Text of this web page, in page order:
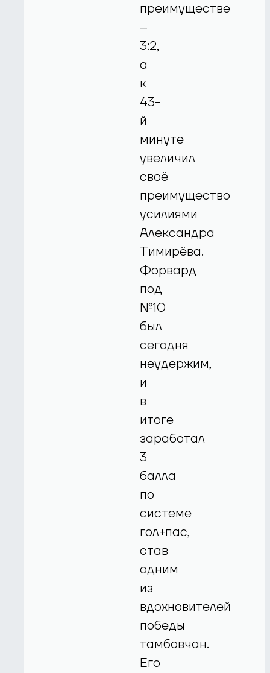
преимуществе
–
3:2,
а
к
43-
й
минуте
увеличил
своё
преимущество
усилиями
Александра
Тимирёва.
Форвард
под
№10
был
сегодня
неудержим,
и
в
итоге
заработал
3
балла
по
системе
гол+пас,
став
одним
из
вдохновителей
победы
тамбовчан.
Его